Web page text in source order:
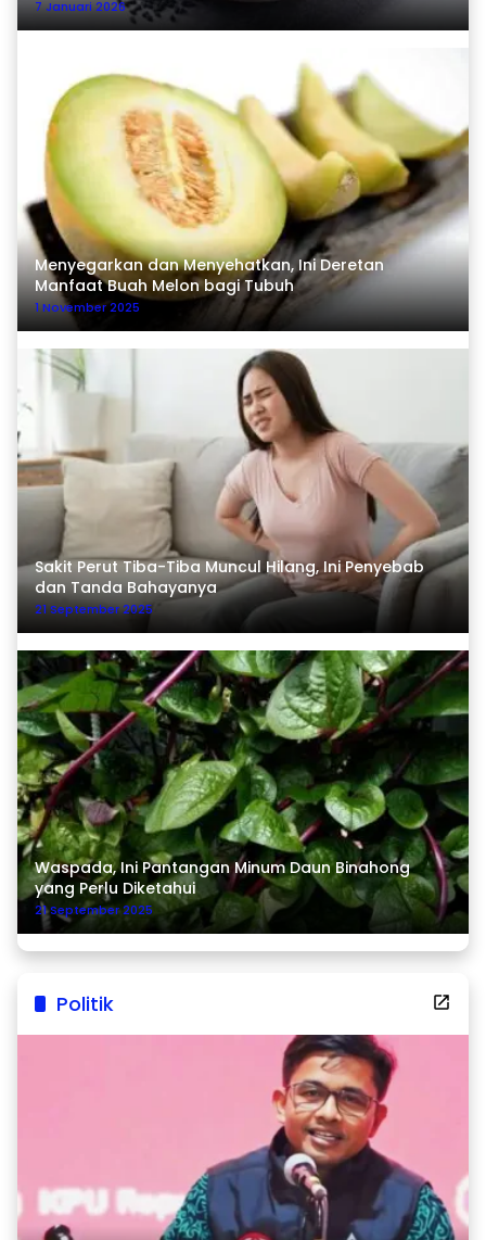
7 Januari 2026
Menyegarkan dan Menyehatkan, Ini Deretan
Manfaat Buah Melon bagi Tubuh
1 November 2025
Sakit Perut Tiba-Tiba Muncul Hilang, Ini Penyebab
dan Tanda Bahayanya
21 September 2025
Waspada, Ini Pantangan Minum Daun Binahong
yang Perlu Diketahui
21 September 2025
Politik